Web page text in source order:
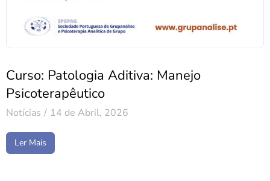
Curso: Patologia Aditiva: Manejo
Psicoterapêutico
Notícias 14 de Abril, 2026
Ler Mais